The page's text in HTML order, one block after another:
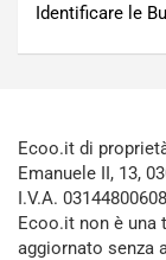
Identificare le
Ecoo.it di
Emanuele II, 13,
I.V.A. 03144800608
Ecoo.it non è una
aggiornato senza